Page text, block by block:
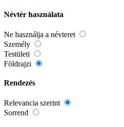
Névtér használata
Ne használja a névteret
Személy
Testületi
Földrajzi
Rendezés
Relevancia szerint
Sorrend